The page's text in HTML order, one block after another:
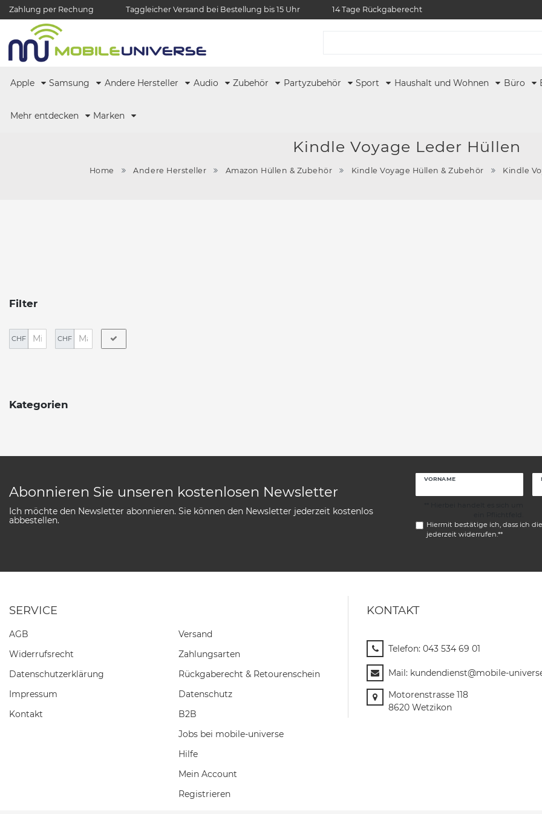
Zahlung per Rechung Taggleicher Versand bei Bestellung bis 15 Uhr 14 Tage Rückgaberecht
Apple Samsung Andere Hersteller Audio Zubehör Partyzubehör Sport Haushalt und Wohnen Büro
Mehr entdecken Marken
Kindle Voyage Leder Hüllen
Home Andere Hersteller Amazon Hüllen & Zubehör Kindle Voyage Hüllen & Zubehör Kindle
Filter
CHF CHF
Kategorien
Abonnieren Sie unseren kostenlosen Newsletter
Ich möchte den Newsletter abonnieren. Sie können den Newsletter jederzeit kostenlos
abbestellen.
VORNAME
Hiermit bestätige ich, dass ich die
jederzeit widerrufen.**
SERVICE
AGB
Widerrufs­recht
Daten­schutz­erklärung
Impressum
Kontakt
Versand
Zahlungsarten
Rückgaberecht & Retourenschein
Datenschutz
B2B
Jobs bei mobile-universe
Hilfe
Mein Account
Registrieren
KONTAKT
Telefon: 043 534 69 01
Mail: kundendienst@mobile-
Motorenstrasse 118
8620 Wetzikon